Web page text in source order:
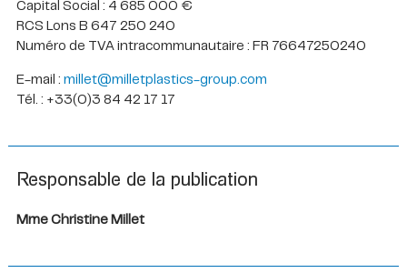
Capital Social : 4 685 000 €
RCS Lons B 647 250 240
Numéro de TVA intracommunautaire : FR 76647250240
E-mail : millet@milletplastics-group.com
Tél. : +33(0)3 84 42 17 17
Responsable de la publication
Mme Christine Millet